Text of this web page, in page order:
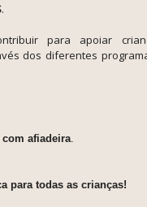
.
para apoiar
dos diferentes
afiadeira
para todas as crianças!